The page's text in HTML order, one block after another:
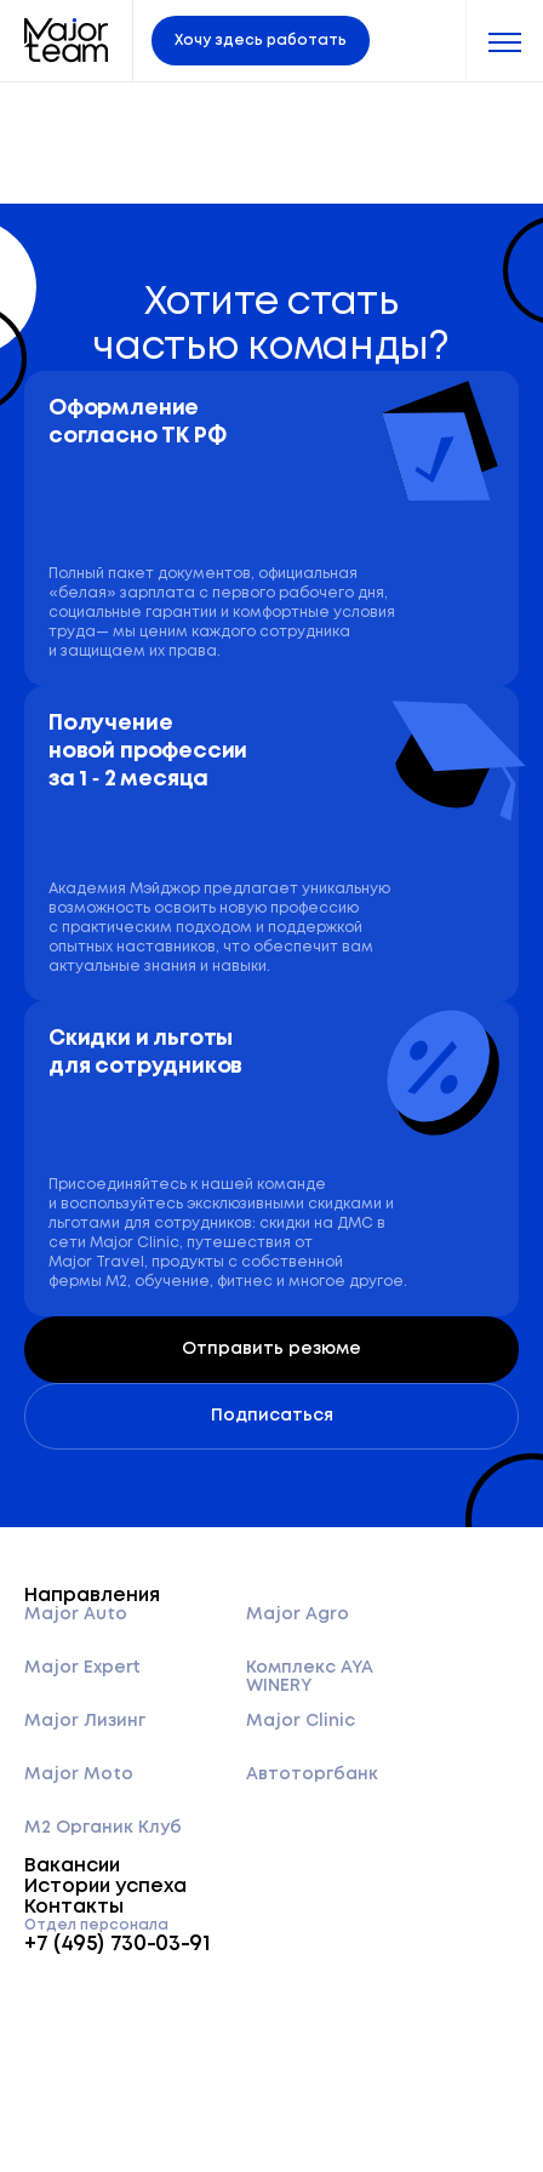
Хочу здесь работать
Хотите стать
частью команды?
Оформление
согласно ТК РФ
Полный пакет документов, официальная
«белая» зарплата с первого рабочего дня,
социальные гарантии и комфортные условия
труда— мы ценим каждого сотрудника
и защищаем их права.
Получение
новой профессии
за 1 ‑ 2 месяца
Академия Мэйджор предлагает уникальную
возможность освоить новую профессию
с практическим подходом и поддержкой
опытных наставников, что обеспечит вам
актуальные знания и навыки.
Скидки и льготы
для сотрудников
Присоединяйтесь к нашей команде
и воспользуйтесь эксклюзивными скидками и
льготами для сотрудников: скидки на ДМС в
сети Major Clinic, путешествия от
Major Travel, продукты с собственной
фермы М2, обучение, фитнес и многое другое.
Отправить резюме
Подписаться
Направления
Major Auto
Major Expert
Major Лизинг
Major Moto
M2 Органик Клуб
Major Agro
Комплекс AYA
WINERY
Major Clinic
Автоторгбанк
Вакансии
Истории успеха
Контакты
Отдел персонала
+7 (495) 730-03-91